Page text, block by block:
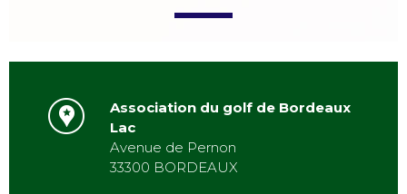
Association du golf de Bordeaux
Lac
Avenue de Pernon
33300 BORDEAUX